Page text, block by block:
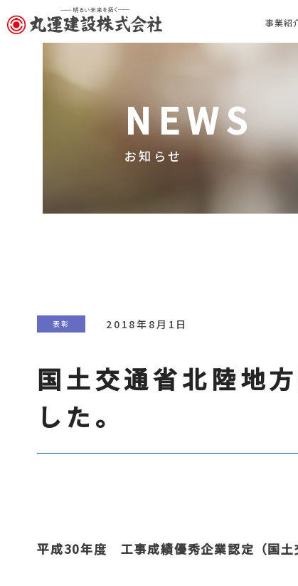
事業紹
お知らせ
NEWS
表彰 2018年8月1日
国土交通省北陸地
した。
平成30年度 工事成績優秀企業認定（国土